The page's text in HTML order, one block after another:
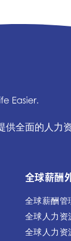
供全面的人力
全球薪酬
全球薪酬管
全球人力资
全球人力资